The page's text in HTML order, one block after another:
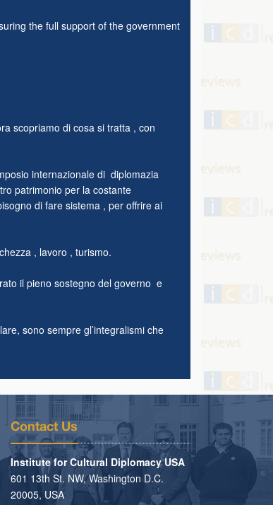
the full support of the government
scopriamo di cosa si tratta , con
internazionale di diplomazia
patrimonio per la costante
di fare sistema , per offrire ai
, lavoro , turismo.
il pieno sostegno del governo e
sono sempre gl’integralismi che
Contact Us
Institute for Cultural Diplomacy USA
601 13th St. NW, Washington D.C.
20005, USA